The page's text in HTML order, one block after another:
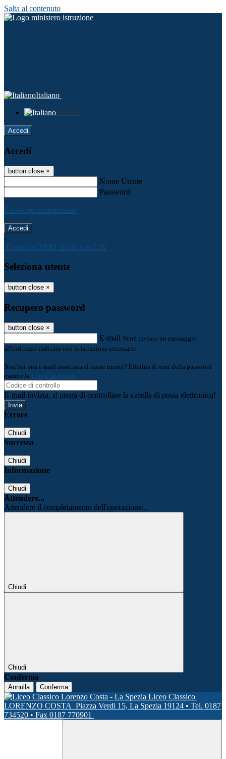
Salta al contenuto
Italiano
Italiano
Accedi
Accedi
button close ×
Nome Utente
Password
Password dimenticata?
-
Entra con SPID Entra con CIE
Seleziona utente
button close ×
Recupero password
button close ×
E-mail Verrà inviato un messaggio
all'indirizzo indicato con le istruzioni necessarie.
Non hai una e-mail associata al nome utente? Effettua il reset della password
tramite la Login Spaggiari
E-mail inviata, si prega di controllare la casella di posta elettronica!
Errore
Chiudi
Successo
Chiudi
Informazione
Chiudi
Attendere...
Attendere il completamento dell'operazione...
Chiudi
Chiudi
Conferma
Annulla Conferma
Liceo Classico
LORENZO COSTA Piazza Verdi 15, La Spezia 19124 • Tel. 0187
734520 • Fax 0187 770901